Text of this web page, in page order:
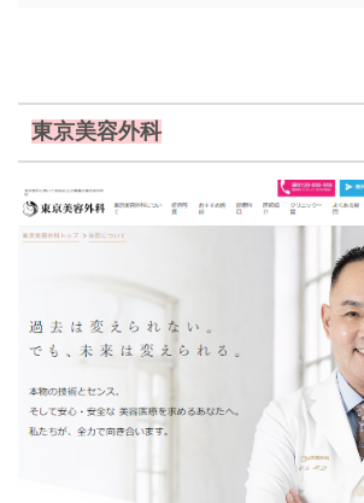
東京美容外科